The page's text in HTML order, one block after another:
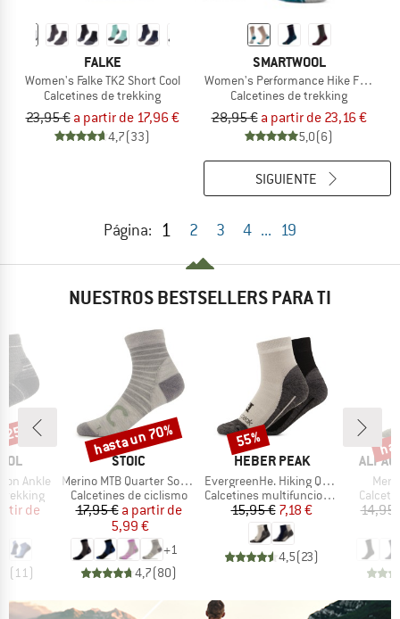
FALKE
Women's Falke TK2 Short Cool
Calcetines de trekking
23,95 € a partir de 17,96 €
4,7(33)
SMARTWOOL
Women's Performance Hike Full
Calcetines de trekking
28,95 € a partir de 23,16 €
5,0(6)
Página: 1 2 3 4 ... 19
SIGUIENTE
NUESTROS BESTSELLERS PARA TI
Ankle
reducido
de
( 11)
MARCA
STOIC
Artículo
Merino MTB Quarter Socks
Product group
Calcetines de ciclismo
Precio
17,95 € Precio reducido
a partir de
5,99 €
+1
4,7(80)
Descuento
hasta un 70%
MARCA
HEBER PEAK
Artículo
EvergreenHe. Hiking Quarter Socks 2-Pack
Product group
Calcetines multifuncionales
Precio
15,95 €Precio reducido
7,18 €
4,5(23)
Descuento
55%
MARCA
14,95